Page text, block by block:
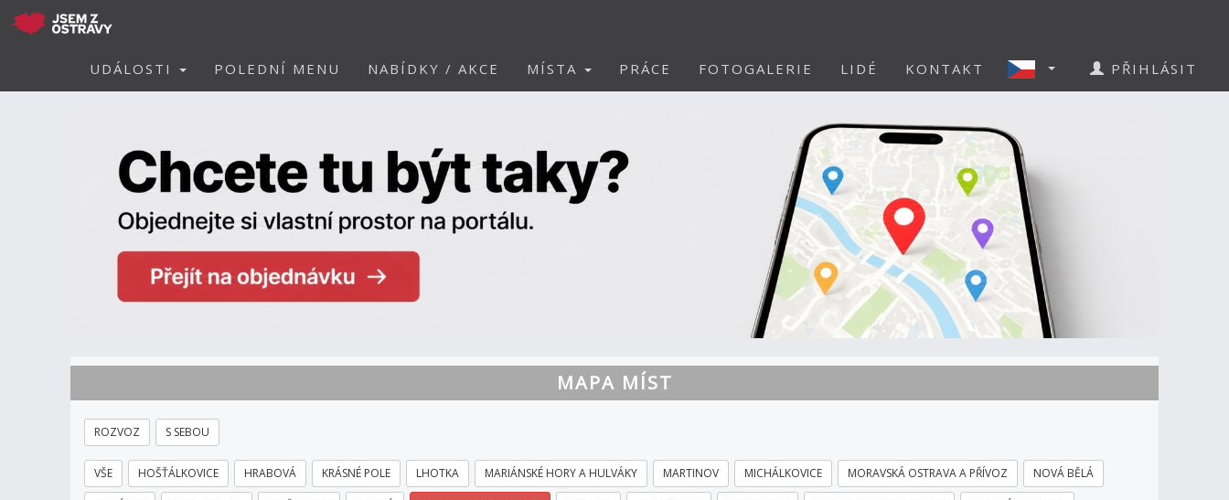
UDÁLOSTI POLEDNÍ MENU NABÍDKY / AKCE MÍSTA PRÁCE FOTOGALERIE LIDÉ KONTAKT PŘIHLÁSIT
MAPA MÍST
ROZVOZ S SEBOU
VŠE HOŠŤÁLKOVICE HRABOVÁ KRÁSNÉ POLE LHOTKA MARIÁNSKÉ HORY A HULVÁKY MARTINOV MICHÁLKOVICE MORAVSKÁ OSTRAVA A PŘÍVOZ NOVÁ BĚLÁ